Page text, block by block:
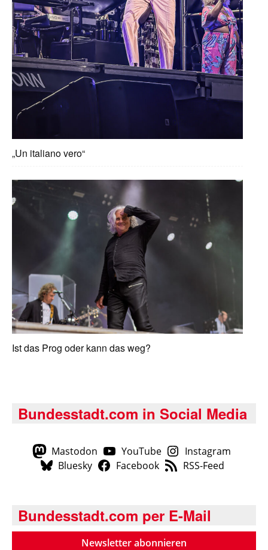
„Un italiano vero“
Ist das Prog oder kann das weg?
Bundesstadt.com in Social Media
Mastodon YouTube
Instagram
Bluesky
Facebook RSS-Feed
Bundesstadt.com per E-Mail
Newsletter abonnieren